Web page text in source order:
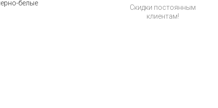
Скидки постоянным
клиентам!